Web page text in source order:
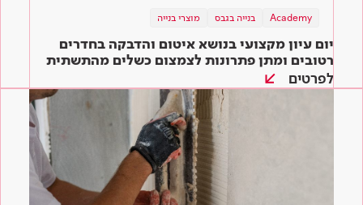
Academy בנייה בגבס מוצרי בנייה
יום עיון מקצועי בנושא איטום והדבקה בחדרים
רטובים ומתן פתרונות לצמצום כשלים מהתשתית
ועד הגמר
לפרטים